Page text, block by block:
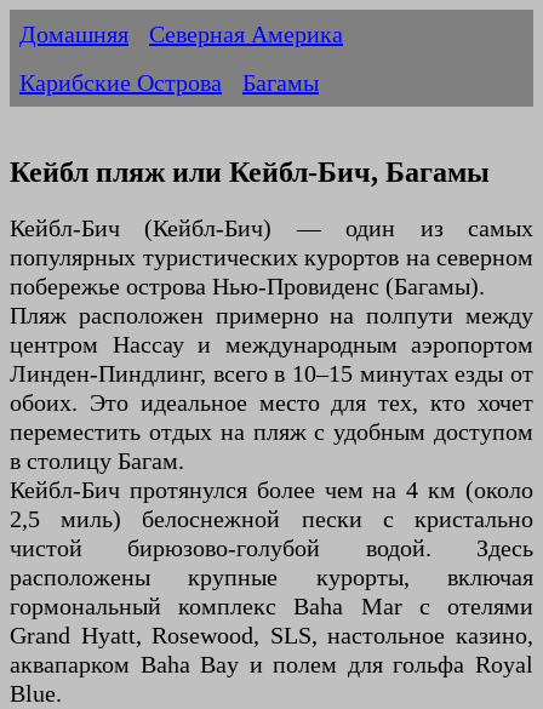
Домашняя
Северная Америка
Карибские Острова
Багамы
Кейбл пляж или Кейбл-Бич, Багамы
Кейбл-Бич (Кейбл-Бич) — один из самых
популярных туристических курортов на северном
побережье острова Нью-Провиденс (Багамы).
Пляж расположен примерно на полпути между
центром Нассау и международным аэропортом
Линден-Пиндлинг, всего в 10–15 минутах езды от
обоих. Это идеальное место для тех, кто хочет
переместить отдых на пляж с удобным доступом
в столицу Багам.
Кейбл-Бич протянулся более чем на 4 км (около
2,5 миль) белоснежной пески с кристально
чистой бирюзово-голубой водой. Здесь
расположены крупные курорты, включая
гормональный комплекс Baha Mar с отелями
Grand Hyatt, Rosewood, SLS, настольное казино,
аквапарком Baha Bay и полем для гольфа Royal
Blue.